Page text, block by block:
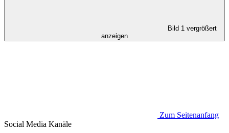
Bild 1 vergrößert
anzeigen
Zum Seitenanfang
Social Media Kanäle